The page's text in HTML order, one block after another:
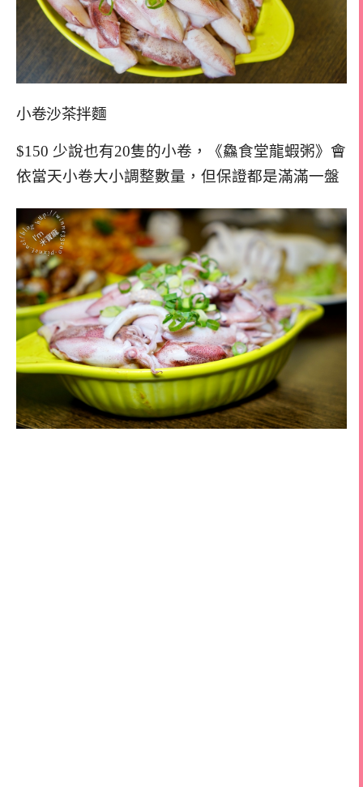
小卷沙茶拌麵
$150 少說也有20隻的小卷，《鱻食堂龍蝦粥》會
依當天小卷大小調整數量，但保證都是滿滿一盤